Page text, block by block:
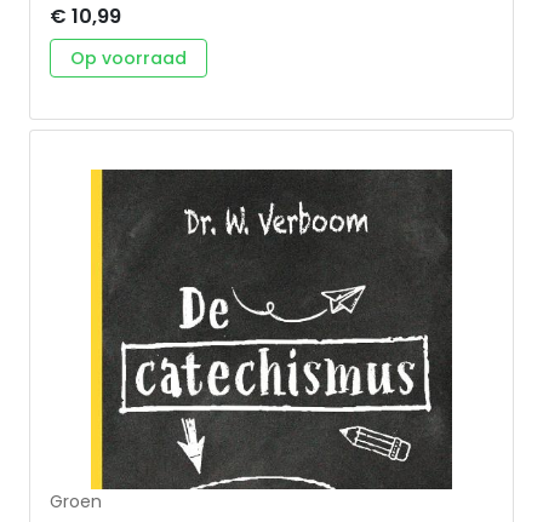
Beschermer is het terugkerende thema. Aan bod
komen David, de herder die uitgekozen wordt als
nieuwe koning van Israël, David die tegen Goliath
koning. Bij elk verhaal staan een lied, een verwerking
en/of een gebed. De prachtige illustraties van
€ 10,99
Op voorraad
Groen